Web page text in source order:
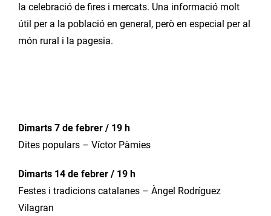
la celebració de fires i mercats. Una informació molt
útil per a la població en general, però en especial per al
món rural i la pagesia.
Dimarts 7 de febrer / 19 h
Dites populars – Víctor Pàmies
Dimarts 14 de febrer / 19 h
Festes i tradicions catalanes – Àngel Rodríguez
Vilagran